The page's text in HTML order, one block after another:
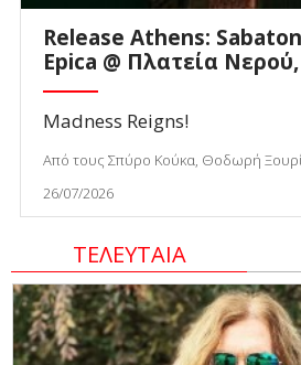
Release Athens:
Epica @ Πλατεία
Madness Reigns!
Από τους Σπύρο Κούκα, Θοδωρή
26/07/2026
ΤΕΛΕΥΤΑΙΑ